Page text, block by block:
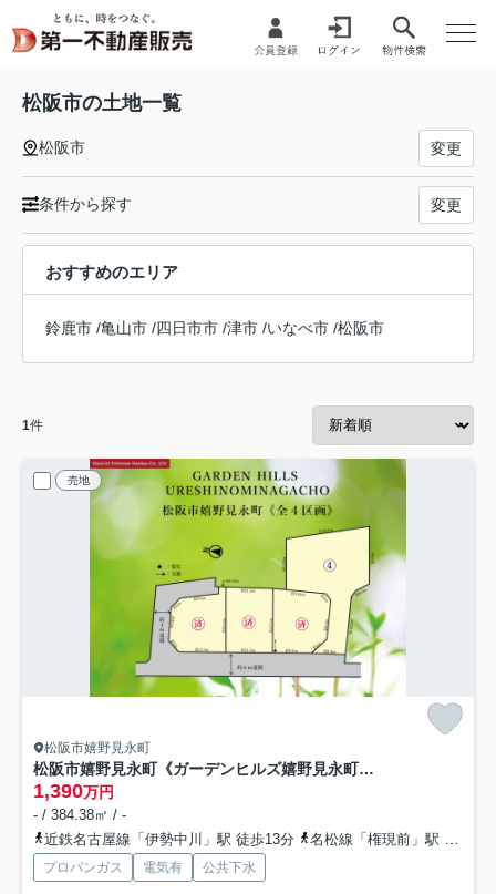
松阪市の土地一覧
松阪市 変更
条件から探す 変更
おすすめのエリア
鈴鹿市 /亀山市 /四日市市 /津市 /いなべ市 /松阪市
1件
売地
松阪市嬉野見永町
松阪市嬉野見永町《ガーデンヒルズ嬉野見永町 全4区画》
1,390万円
- / 384.38㎡ / -
近鉄名古屋線「伊勢中川」駅 徒歩13分
名松線「権現前」駅 徒歩38分
プロパンガス 電気有 公共下水